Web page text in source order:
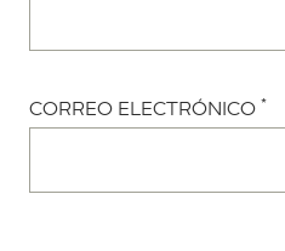
CORREO ELECTRÓNICO *